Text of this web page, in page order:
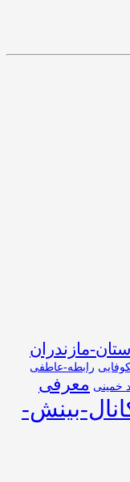
استان-مازندران
رابطه-عاطفی
خمینی معرفی
بینش-